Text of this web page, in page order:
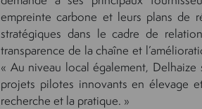
empreinte carbone et leurs plans de
stratégiques dans le cadre de
transparence de la chaîne et
« Au niveau local également, Delhaize
projets pilotes innovants en élevage
recherche et la pratique. »